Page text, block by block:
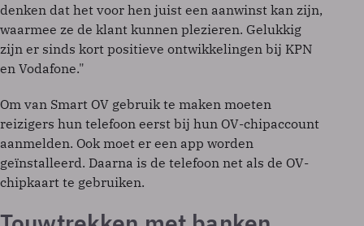
denken dat het voor hen juist een aanwinst kan zijn,
waarmee ze de klant kunnen plezieren. Gelukkig
zijn er sinds kort positieve ontwikkelingen bij KPN
en Vodafone."
Om van Smart OV gebruik te maken moeten
reizigers hun telefoon eerst bij hun OV-chipaccount
aanmelden. Ook moet er een app worden
geïnstalleerd. Daarna is de telefoon net als de OV-
chipkaart te gebruiken.